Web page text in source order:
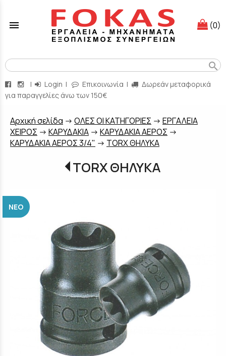
menu (0)
search
| Login | Επικοινωνία |
Δωρεάν μεταφορικά
για παραγγελίες άνω των 150€
Aρχική σελίδα -> ΟΛΕΣ ΟΙ ΚΑΤΗΓΟΡΙΕΣ -> ΕΡΓΑΛΕΙΑ
ΧΕΙΡΟΣ -> ΚΑΡΥΔΑΚΙΑ -> ΚΑΡΥΔΑΚΙΑ ΑΕΡΟΣ ->
ΚΑΡΥΔΑΚΙΑ ΑΕΡΟΣ 3/4" -> TORX ΘΗΛΥΚΑ
TORX ΘΗΛΥΚΑ
ΝΈΟ